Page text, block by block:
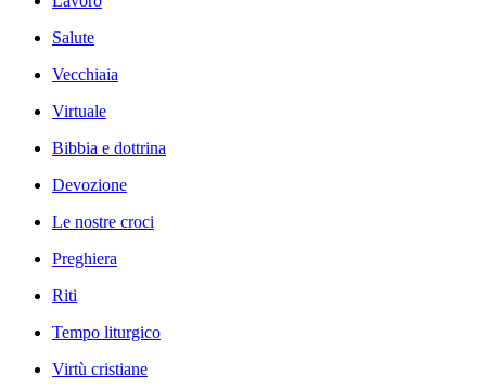
Salute
Vecchiaia
Virtuale
Bibbia e dottrina
Devozione
Le nostre croci
Preghiera
Riti
Tempo liturgico
Virtù cristiane